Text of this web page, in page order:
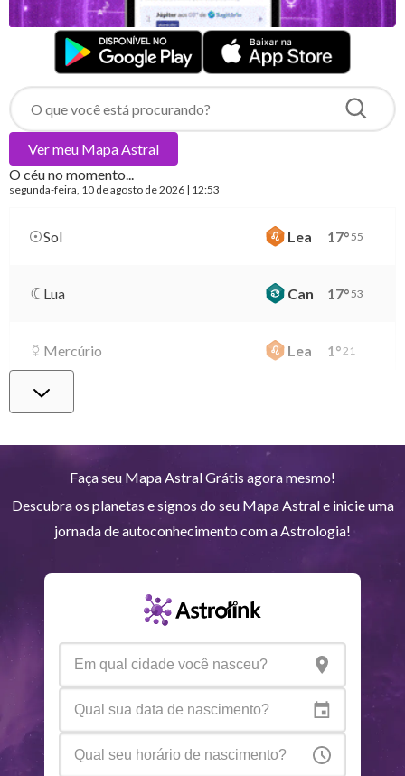
Ver meu Mapa Astral
O céu no momento...
segunda-feira , 10 de agosto de 2026 | 12:53
Sol Lea 17° 55
Lua Can 17° 53
Mercúrio Lea 1 ° 21
Vênus
Saturno Ari 14°33
Netuno Ari 4°7
Plutão Aqu 3
Faça seu Mapa Astral Grátis agora mesmo!
Descubra os planetas e signos do seu Mapa Astral e inicie uma
jornada de autoconhecimento com a Astrologia!